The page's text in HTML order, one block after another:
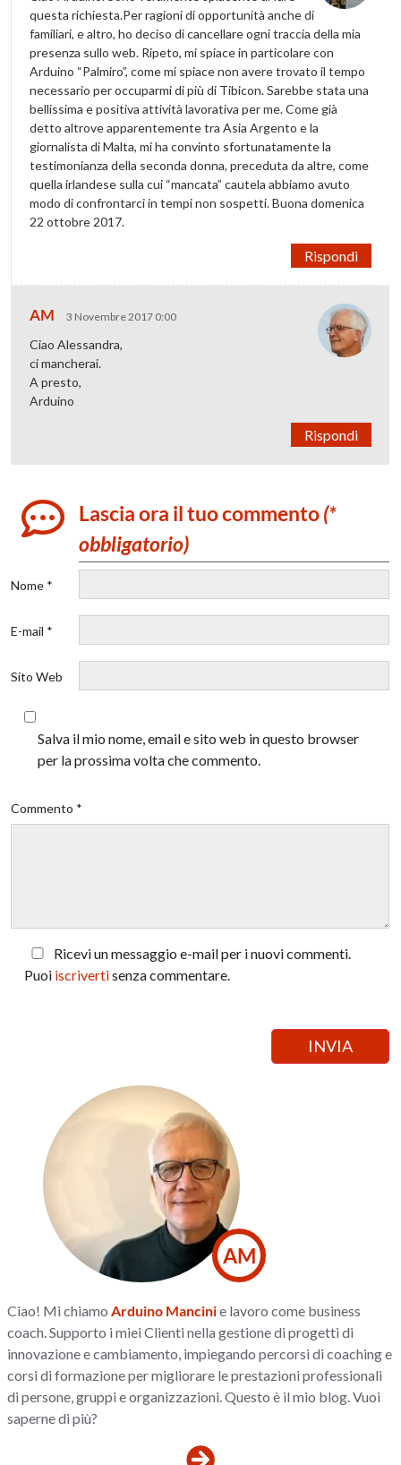
questa richiesta.Per ragioni di opportunità anche di
familiari, e altro, ho deciso di cancellare ogni traccia della mia
presenza sullo web. Ripeto, mi spiace in particolare con
Arduino “Palmiro”, come mi spiace non avere trovato il tempo
necessario per occuparmi di più di Tibicon. Sarebbe stata una
bellissima e positiva attività lavorativa per me. Come già
detto altrove apparentemente tra Asia Argento e la
giornalista di Malta, mi ha convinto sfortunatamente la
testimonianza della seconda donna, preceduta da altre, come
quella irlandese sulla cui “mancata” cautela abbiamo avuto
modo di confrontarci in tempi non sospetti. Buona domenica
22 ottobre 2017.
Rispondi
AM 3 Novembre 2017 0:00
Ciao Alessandra,
ci mancherai.
A presto,
Arduino
Rispondi
Lascia ora il tuo commento(*
obbligatorio)
Nome *
E-mail *
Sito Web
Salva il mio nome, email e sito web in questo browser
per la prossima volta che commento.
Commento *
Ricevi un messaggio e-mail per i nuovi commenti.
Puoi iscrivertisenza commentare.
AM
Ciao! Mi chiamoArduino Mancinie lavoro come business
coach. Supporto i miei Clienti nella gestione di progetti di
innovazione e cambiamento, impiegando percorsi di coaching e
corsi di formazione per migliorare le prestazioni professionali
di persone, gruppi e organizzazioni. Questo è il mio blog. Vuoi
saperne di più?